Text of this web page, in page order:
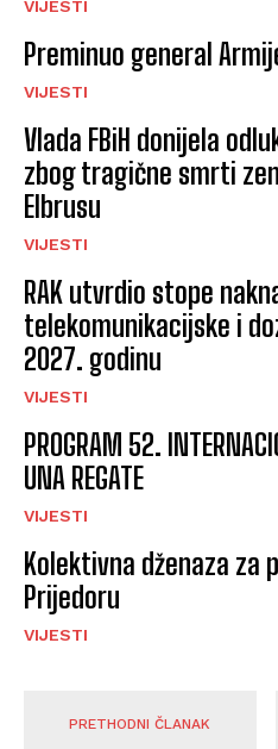
VIJESTI
Preminuo general
VIJESTI
Vlada FBiH donijela
zbog tragične smrti
Elbrusu
VIJESTI
RAK utvrdio stope
telekomunikacijske i
2027. godinu
VIJESTI
PROGRAM 52.
UNA REGATE
VIJESTI
Kolektivna dženaza za
Prijedoru
VIJESTI
PRETHODNI ČLANAK